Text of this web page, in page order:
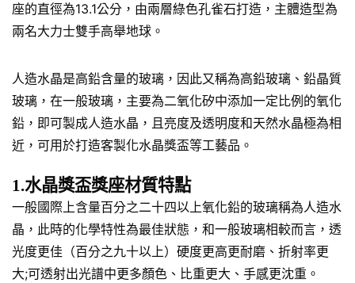
座的直徑為13.1公分，由兩層綠色孔雀石打造，主體造型為
兩名大力士雙手高舉地球。
人造水晶是高鉛含量的玻璃，因此又稱為高鉛玻璃、鉛晶質
玻璃，在一般玻璃，主要為二氧化矽中添加一定比例的氧化
鉛，即可製成人造水晶，且亮度及透明度和天然水晶極為相
近，可用於打造客製化水晶獎盃等工藝品。
1.水晶獎盃獎座材質特點
一般國際上含量百分之二十四以上氧化鉛的玻璃稱為人造水
晶，此時的化學特性為最佳狀態，和一般玻璃相較而言，透
光度更佳（百分之九十以上）硬度更高更耐磨、折射率更
大;可透射出光譜中更多顏色、比重更大、手感更沈重。